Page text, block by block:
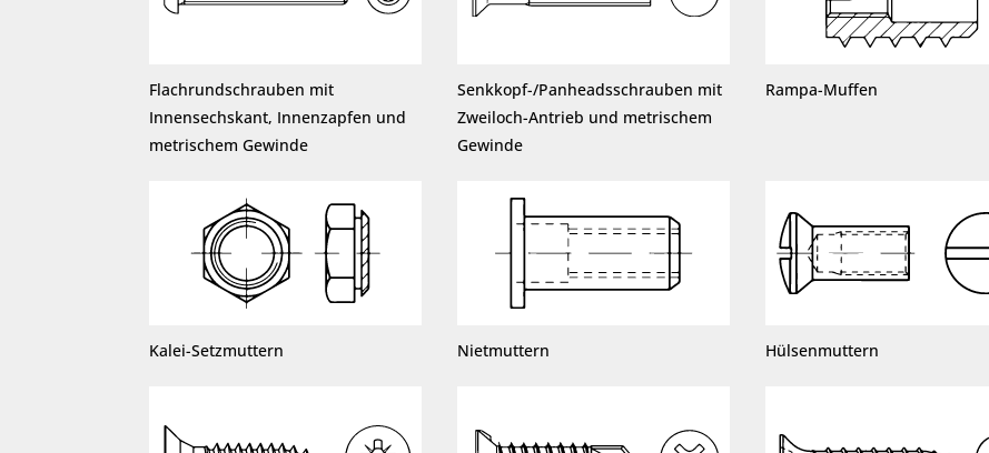
Flachrundschrauben mit
Innensechskant, Innenzapfen und
metrischem Gewinde
Senkkopf-/Panheadsschrauben mit
Zweiloch-Antrieb und metrischem
Gewinde
Rampa-Muffen
Kalei-Setzmuttern Nietmuttern Hülsenmuttern